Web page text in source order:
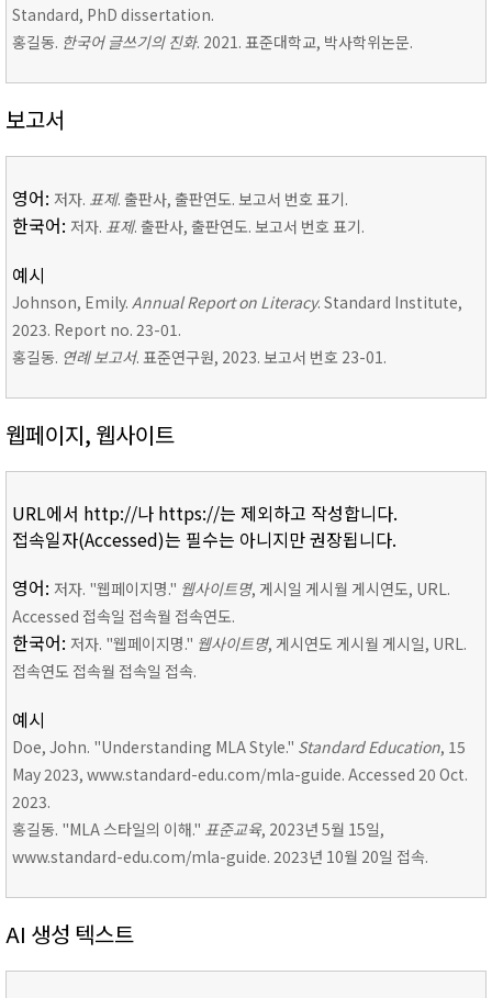
Standard, PhD dissertation.
홍길동. 한국어 글쓰기의 진화. 2021. 표준대학교, 박사학위논문.
보고서
영어: 저자. 표제. 출판사, 출판연도. 보고서 번호 표기.
한국어: 저자. 표제. 출판사, 출판연도. 보고서 번호 표기.
예시
Johnson, Emily. Annual Report on Literacy. Standard Institute,
2023. Report no. 23-01.
홍길동. 연례 보고서. 표준연구원, 2023. 보고서 번호 23-01.
웹페이지, 웹사이트
URL에서 http://나 https://는 제외하고 작성합니다.
접속일자(Accessed)는 필수는 아니지만 권장됩니다.
영어: 저자. "웹페이지명." 웹사이트명, 게시일 게시월 게시연도, URL.
Accessed 접속일 접속월 접속연도.
한국어: 저자. "웹페이지명." 웹사이트명, 게시연도 게시월 게시일, URL.
접속연도 접속월 접속일 접속.
예시
Doe, John. "Understanding MLA Style." Standard Education, 15
May 2023, www.standard-edu.com/mla-guide. Accessed 20 Oct.
2023.
홍길동. "MLA 스타일의 이해." 표준교육, 2023년 5월 15일,
www.standard-edu.com/mla-guide. 2023년 10월 20일 접속.
AI 생성 텍스트